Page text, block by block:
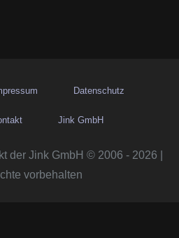
Datenschutz
Jink GmbH
der Jink GmbH © 2006 - 2026 |
vorbehalten